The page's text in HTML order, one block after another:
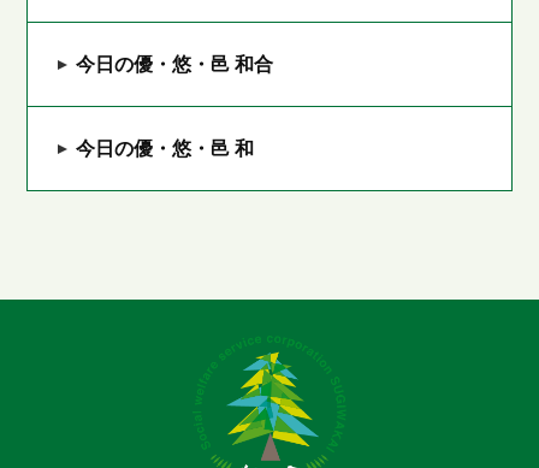
今日の優・悠・邑 和合
今日の優・悠・邑 和